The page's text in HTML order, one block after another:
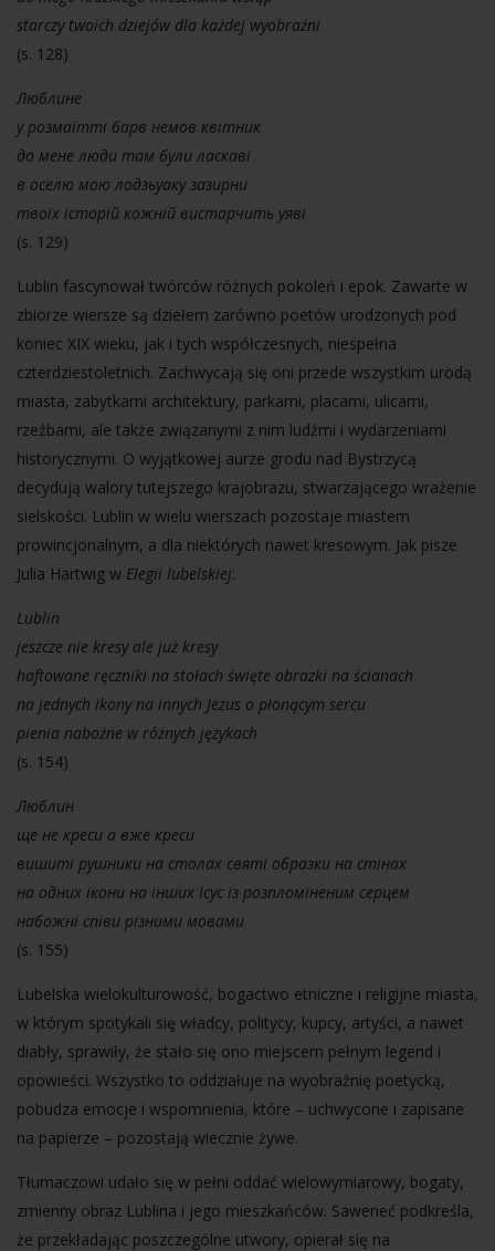
starczy twoich dziejów dla każdej wyobraźni
(s. 128)
Люблине
у розмаїтті барв немов квітник
до мене люди там були ласкаві
в оселю мою лодзьуаку зазирни
твоїх історій кожній вистарчить уяві
(s. 129)
Lublin fascynował twórców różnych pokoleń i epok. Zawarte w
zbiorze wiersze są dziełem zarówno poetów urodzonych pod
koniec XIX wieku, jak i tych współczesnych, niespełna
czterdziestoletnich. Zachwycają się oni przede wszystkim urodą
miasta, zabytkami architektury, parkami, placami, ulicami,
rzeźbami, ale także związanymi z nim ludźmi i wydarzeniami
historycznymi. O wyjątkowej aurze grodu nad Bystrzycą
decydują walory tutejszego krajobrazu, stwarzającego wrażenie
sielskości. Lublin w wielu wierszach pozostaje miastem
prowincjonalnym, a dla niektórych nawet kresowym. Jak pisze
Julia Hartwig w Elegii lubelskiej:
Lublin
jeszcze nie kresy ale już kresy
haftowane ręczniki na stołach święte obrazki na ścianach
na jednych ikony na innych Jezus o płonącym sercu
pienia nabożne w różnych językach
(s. 154)
Люблин
ще не креси а вже креси
вишиті рушники на столах святі образки на стінах
на одних ікони на інших Ісус із розпломіненим серцем
набожні співи різними мовами
(s. 155)
Lubelska wielokulturowość, bogactwo etniczne i religijne miasta,
w którym spotykali się władcy, politycy, kupcy, artyści, a nawet
diabły, sprawiły, że stało się ono miejscem pełnym legend i
opowieści. Wszystko to oddziałuje na wyobraźnię poetycką,
pobudza emocje i wspomnienia, które – uchwycone i zapisane
na papierze – pozostają wiecznie żywe.
Tłumaczowi udało się w pełni oddać wielowymiarowy, bogaty,
zmienny obraz Lublina i jego mieszkańców. Saweneć podkreśla,
że przekładając poszczególne utwory, opierał się na